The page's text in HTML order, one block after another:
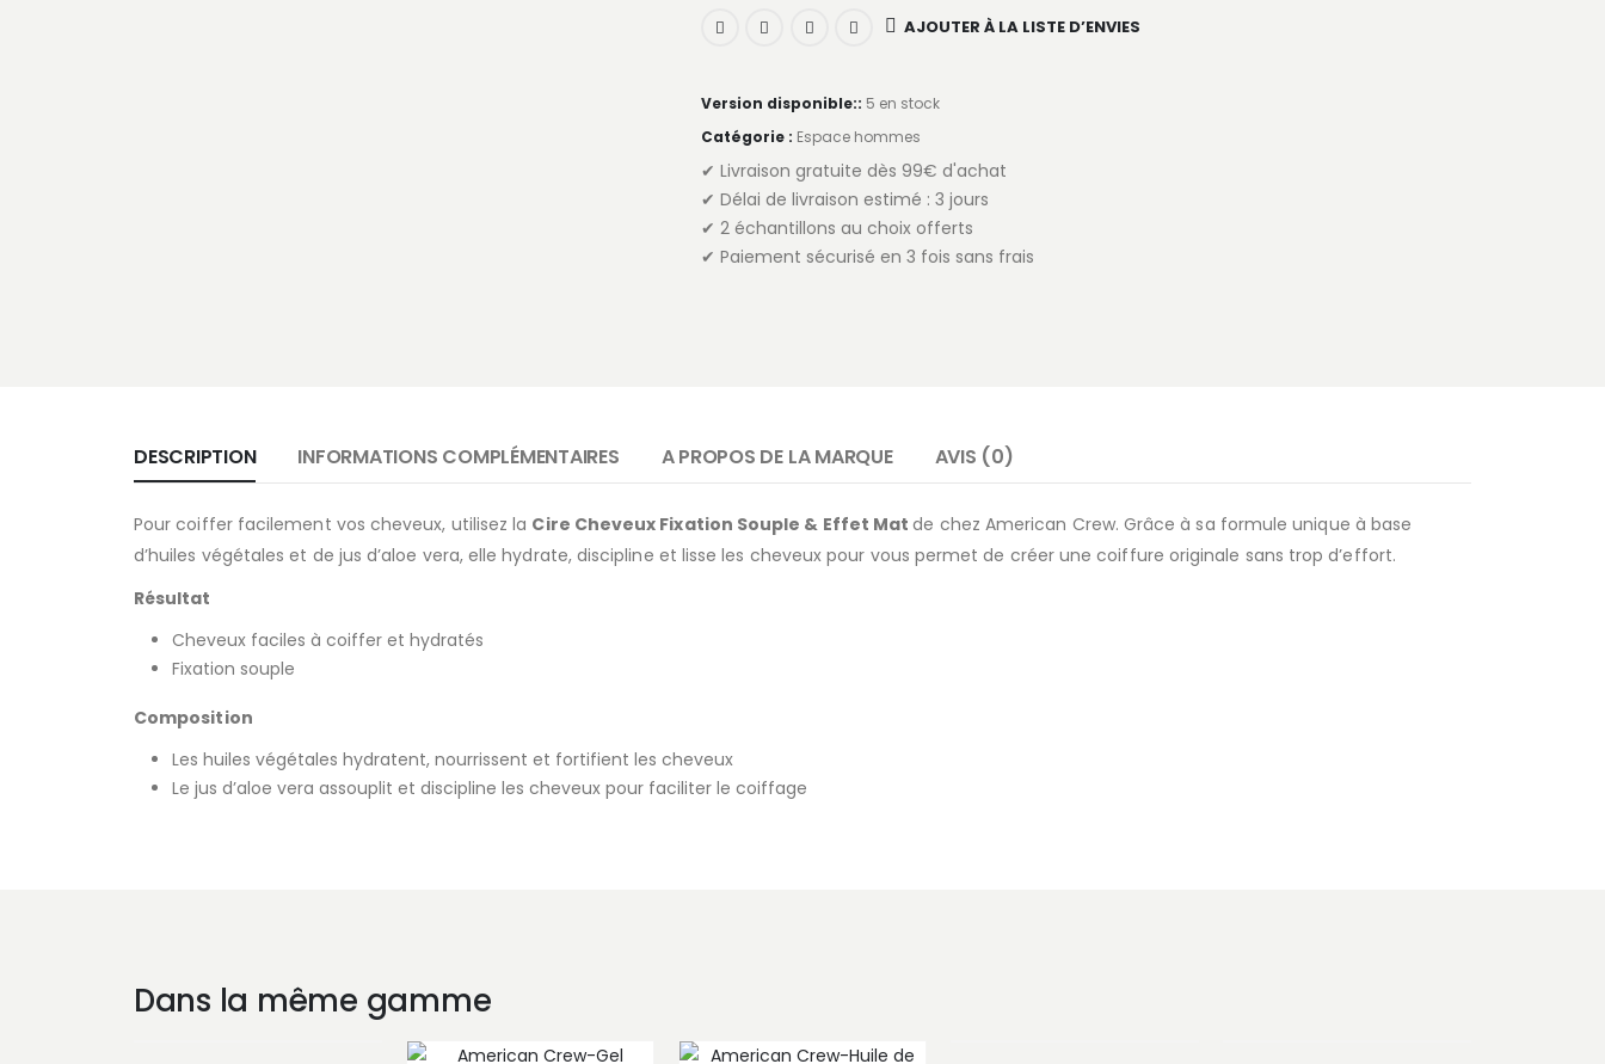
AJOUTER À LA LISTE D’ENVIES
Version disponible:: 5 en stock
Catégorie : Espace hommes
✔ Livraison gratuite dès 99€ d'achat
✔ Délai de livraison estimé : 3 jours
✔ 2 échantillons au choix offerts
✔ Paiement sécurisé en 3 fois sans frais
DESCRIPTION INFORMATIONS COMPLÉMENTAIRES A PROPOS DE LA MARQUE AVIS (0)
Pour coiffer facilement vos cheveux, utilisez la Cire Cheveux Fixation Souple & Effet Matde chez American Crew. Grâce à sa formule unique à base
d’huiles végétales et de jus d’aloe vera, elle hydrate, discipline et lisse les cheveux pour vous permet de créer une coiffure originale sans trop d’effort.
Résultat
Cheveux faciles à coiffer et hydratés
Fixation souple
Composition
Les huiles végétales hydratent, nourrissent et fortifient les cheveux
Le jus d’aloe vera assouplit et discipline les cheveux pour faciliter le coiffage
Dans la même gamme